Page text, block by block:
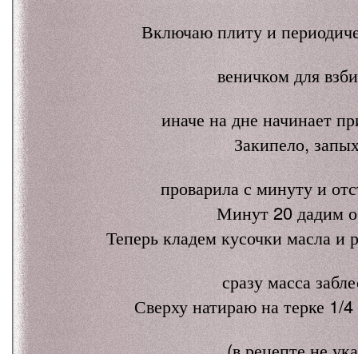
Включаю плиту и
веничком для
иначе на дне начинает
Закипело,
проварила с минуту и
Минут 20 дадим
Теперь кладем кусочки масла
сразу масса
Сверху натираю на терке 1/